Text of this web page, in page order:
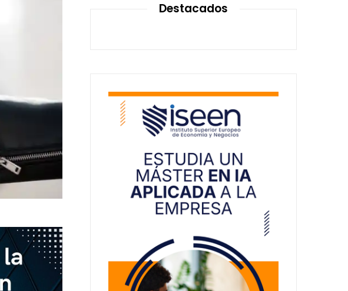
Destacados